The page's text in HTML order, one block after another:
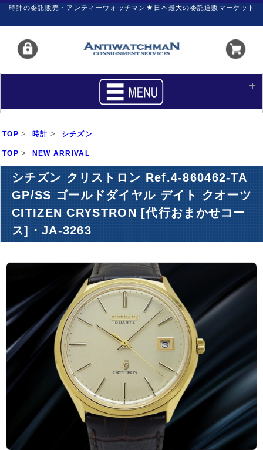
時計の委託販売・アンティーウォッチマン★日本最大の委託通販マーケット
買いたい
サポート マイページ
新着リスト 価格ダウン
時計の修理
ブログ・特集記事
TOP > 時計 > シチズン
TOP > NEW ARRIVAL
シチズン クリストロン Ref.4-860462-TA
GP/SS ゴールドダイヤル デイト クオーツ
CITIZEN CRYSTRON [代行おまかせコー
ス]・JA-3263